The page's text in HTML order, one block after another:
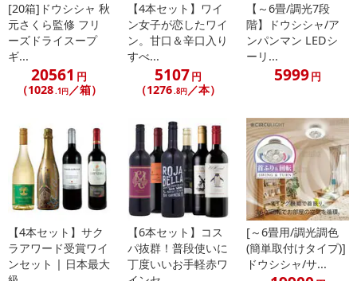
[20箱]ドウシシャ 秋
元さくら監修 フリ
ーズドライスープ
ギ...
20561 円
（1028.1円／箱）
【4本セット】ワイ
ン女子が恋したワイ
ン。甘口＆辛口入り
すべ...
5107円
（1276.8円／本）
【～6畳/調光7段
階】ドウシシャ/ア
ンパンマン LEDシ
ーリ...
5999円
【4本セット】サク
ラアワード受賞ワイ
ンセット | 日本最大
【6本セット】コス
パ抜群！普段使いに
丁度いいお手軽赤ワ
[～6畳用/調光調色
(簡単取付けタイプ)]
ドウシシャ/サ...